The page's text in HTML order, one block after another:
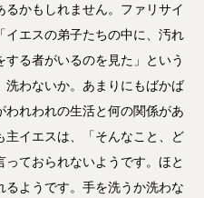
かもしれません。ファリサイ
イエスの弟子たちの中に、汚れ
る者がいるのを見た」という
洗わないか。あまりにもばかば
れわれの生活と何の関係があ
主イエスは、「そんなこと、ど
ておられないようです。ほと
るようです。手を洗うか洗わな